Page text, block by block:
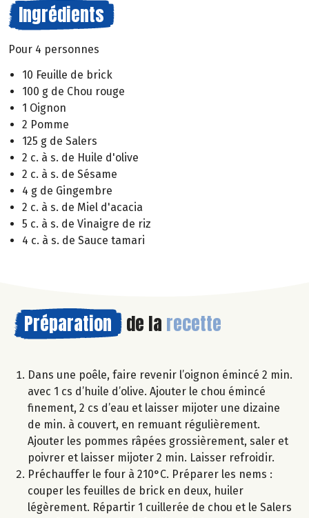
Ingrédients
Pour 4 personnes
10 Feuille de brick
100 g de Chou rouge
1 Oignon
2 Pomme
125 g de Salers
2 c. à s. de Huile d'olive
2 c. à s. de Sésame
4 g de Gingembre
2 c. à s. de Miel d'acacia
5 c. à s. de Vinaigre de riz
4 c. à s. de Sauce tamari
Préparation de la recette
Dans une poêle, faire revenir l’oignon émincé 2 min.
avec 1 cs d’huile d’olive. Ajouter le chou émincé
finement, 2 cs d’eau et laisser mijoter une dizaine
de min. à couvert, en remuant régulièrement.
Ajouter les pommes râpées grossièrement, saler et
poivrer et laisser mijoter 2 min. Laisser refroidir.
Préchauffer le four à 210°C. Préparer les nems :
couper les feuilles de brick en deux, huiler
légèrement. Répartir 1 cuillerée de chou et le Salers